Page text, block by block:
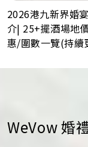
2026港九新界婚
介| 25+擺酒場地
惠/圍數一覽(持續
WeVow 婚